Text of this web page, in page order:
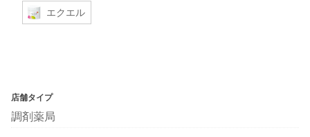
エクエル
店舗タイプ
調剤薬局